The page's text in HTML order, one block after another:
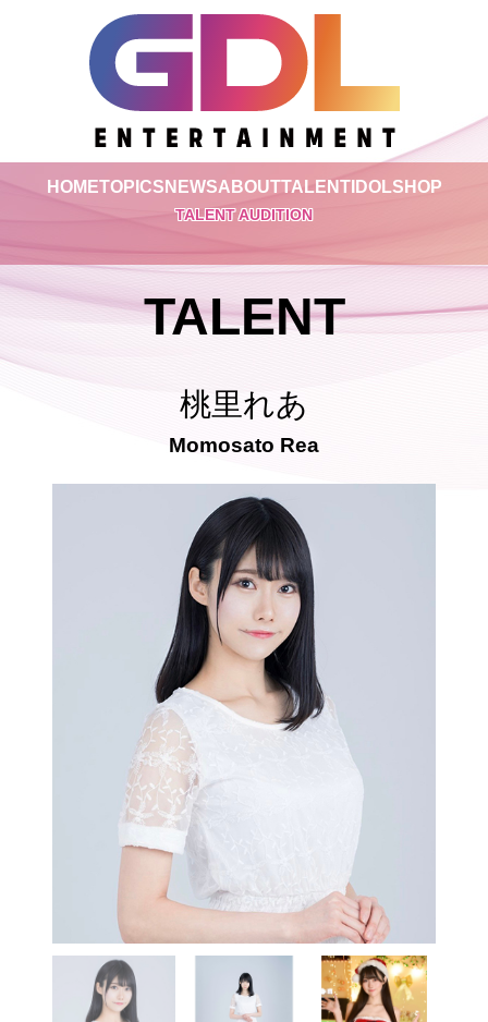
HOMETOPICS NEWSABOUTTALENTIDOLSHOP
TALENT AUDITION
TALENT
桃里れあ
Momosato Rea